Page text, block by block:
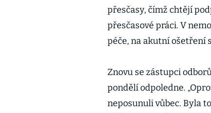
přesčasy, čímž chtějí
přesčasové práci. V
péče, na akutní ošetření
Znovu se zástupci
pondělí odpoledne.
neposunuli vůbec. Byla